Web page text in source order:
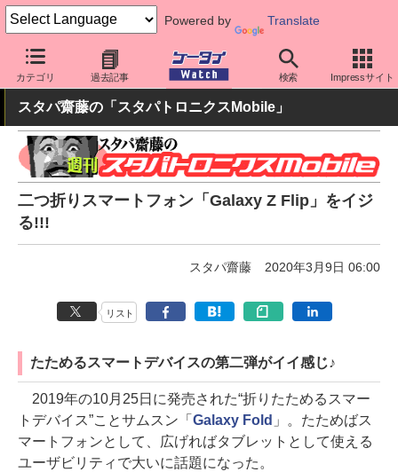
Powered by Translate
カテゴリ 過去記事 検索 Impressサイト
ケータイ Watch キャリア au Galaxy
スタパ齋藤の「スタパトロニクスMobile」
二つ折りスマートフォン「Galaxy Z Flip」をイジ
る!!!
スタパ齋藤 2020年3月9日 06:00
リスト
たためるスマートデバイスの第二弾がイイ感じ♪
2019年の10月25日に発売された“折りたためるスマー
トデバイス”ことサムスン「 Galaxy Fold 」。たためばス
マートフォンとして、広げればタブレットとして使える
ユーザビリティで大いに話題になった。